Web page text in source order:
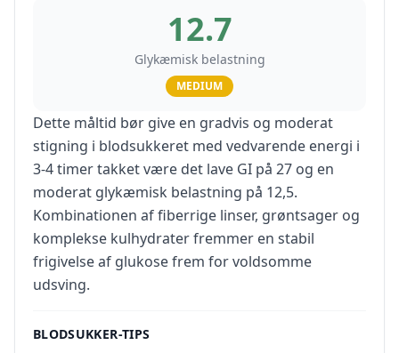
12.7
Glykæmisk belastning
MEDIUM
Dette måltid bør give en gradvis og moderat
stigning i blodsukkeret med vedvarende energi i
3-4 timer takket være det lave GI på 27 og en
moderat glykæmisk belastning på 12,5.
Kombinationen af fiberrige linser, grøntsager og
komplekse kulhydrater fremmer en stabil
frigivelse af glukose frem for voldsomme
udsving.
BLODSUKKER-TIPS